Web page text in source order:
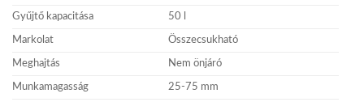
Gyűjtő kapacitása 50 l
Markolat Összecsukható
Meghajtás Nem önjáró
Munkamagasság 25-75 mm